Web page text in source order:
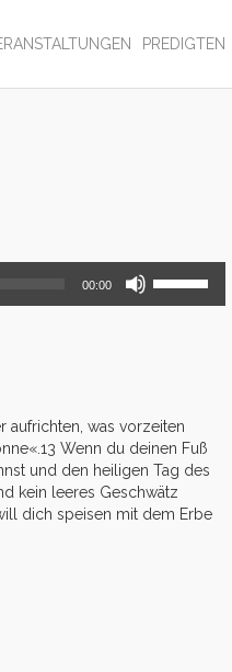
PREDIGTEN
00:00
Hoch/Runter
regeln.
aufrichten, was vorzeiten
Wenn du deinen Fuß
und den heiligen Tag des
kein leeres Geschwätz
dich speisen mit dem Erbe